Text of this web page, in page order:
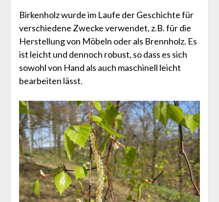
Birkenholz wurde im Laufe der Geschichte für
verschiedene Zwecke verwendet, z.B. für die
Herstellung von Möbeln oder als Brennholz. Es
ist leicht und dennoch robust, so dass es sich
sowohl von Hand als auch maschinell leicht
bearbeiten lässt.